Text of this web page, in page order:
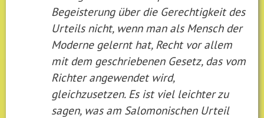
Begeisterung über die Gerechtigkeit des
Urteils nicht, wenn man als Mensch der
Moderne gelernt hat, Recht vor allem
mit dem geschriebenen Gesetz, das vom
Richter angewendet wird,
gleichzusetzen. Es ist viel leichter zu
sagen, was am Salomonischen Urteil